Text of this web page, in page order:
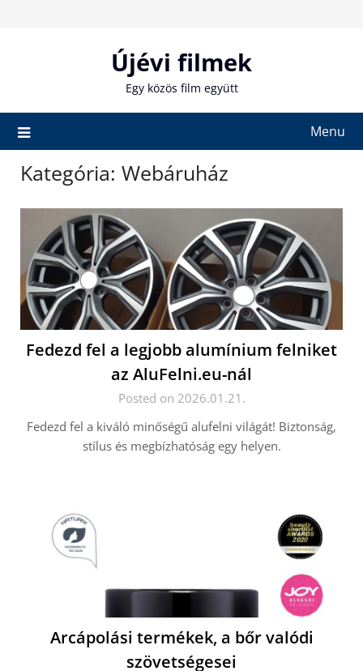
Újévi filmek
Egy közös film együtt
Menu
Kategória: Webáruház
Fedezd fel a legjobb alumínium felniket
az AluFelni.eu-nál
Posted on 2026.01.21.
Fedezd fel a kiváló minőségű alufelni világát! Biztonság,
stílus és megbízhatóság egy helyen.
Arcápolási termékek, a bőr valódi
szövetségesei